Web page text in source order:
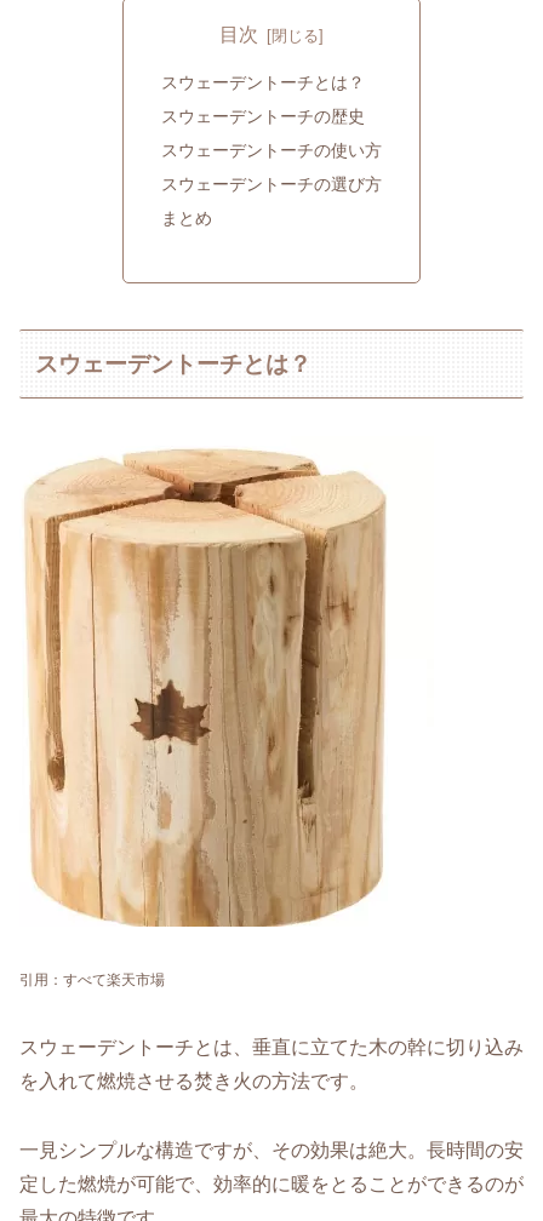
目次
スウェーデントーチとは？
スウェーデントーチの歴史
スウェーデントーチの使い方
スウェーデントーチの選び方
まとめ
スウェーデントーチとは？
引用： すべて楽天市場
スウェーデントーチとは、垂直に立てた木の幹に切り込み
を入れて燃焼させる焚き火の方法です。
一見シンプルな構造ですが、その効果は絶大。長時間の安
定した燃焼が可能で、効率的に暖をとることができるのが